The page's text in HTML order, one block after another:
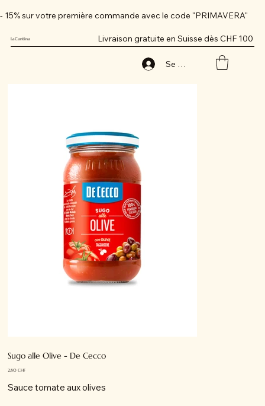
Se connecter
Livraison gratuite en Suisse dès CHF 100
LaCantina
- 15% sur votre première commande avec le code "PRIMAVERA"
Sugo alle Olive - De Cecco
Prix
2,80 CHF
Sauce tomate aux olives